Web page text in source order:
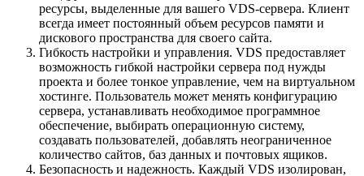
ресурсы, выделенные для вашего VDS-сервера. Клиент
всегда имеет постоянный объем ресурсов памяти и
дискового пространства для своего сайта.
Гибкость настройки и управления. VDS предоставляет
возможность гибкой настройки сервера под нужды
проекта и более тонкое управление, чем на виртуальном
хостинге. Пользователь может менять конфигурацию
сервера, устанавливать необходимое программное
обеспечение, выбирать операционную систему,
создавать пользователей, добавлять неограниченное
количество сайтов, баз данных и почтовых ящиков.
Безопасность и надежность. Каждый VDS изолирован,